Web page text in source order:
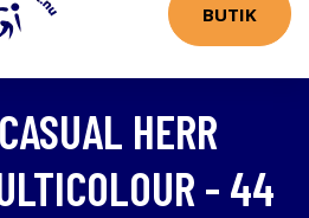
BUTIK
HERR
- 44